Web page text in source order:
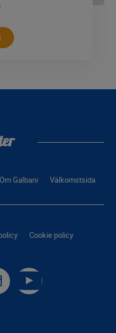
Om Galbani Välkomstsida
Cookie policy
Galbani
surYoutube